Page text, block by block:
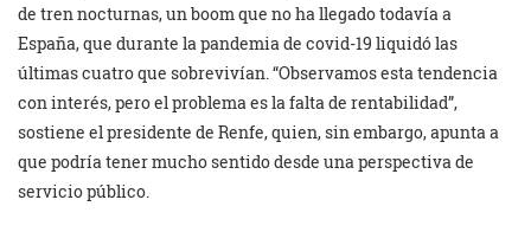
de tren nocturnas, un boom que no ha llegado todavía a
España, que durante la pandemia de covid-19 liquidó las
últimas cuatro que sobrevivían. “Observamos esta tendencia
con interés, pero el problema es la falta de rentabilidad”,
sostiene el presidente de Renfe, quien, sin embargo, apunta a
que podría tener mucho sentido desde una perspectiva de
servicio público.